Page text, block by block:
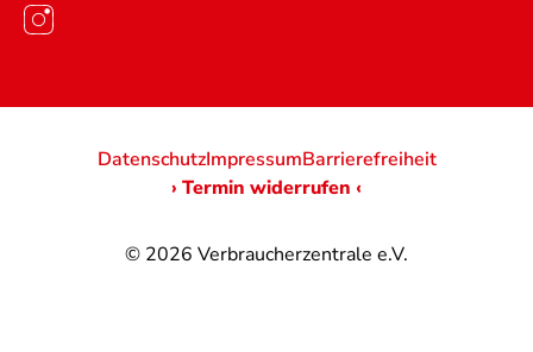
© 2026 Verbraucherzentrale e.V.
DatenschutzImpressumBarrierefreiheit
› Termin widerrufen ‹